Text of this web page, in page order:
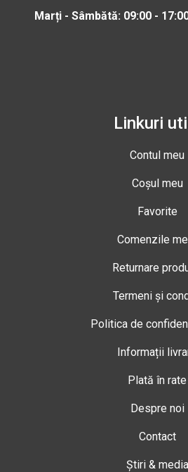
Marți - Sâmbătă: 09:00 -
Linkuri
Contul meu
Coșul meu
Favorite
Comenzile
Returnare
Termeni și
Politica de
Informații
Plată în rate
Despre noi
Contact
Știri & media